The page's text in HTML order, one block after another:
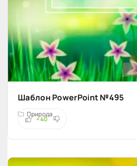
Шаблон PowerPoint №495
Природа
+40